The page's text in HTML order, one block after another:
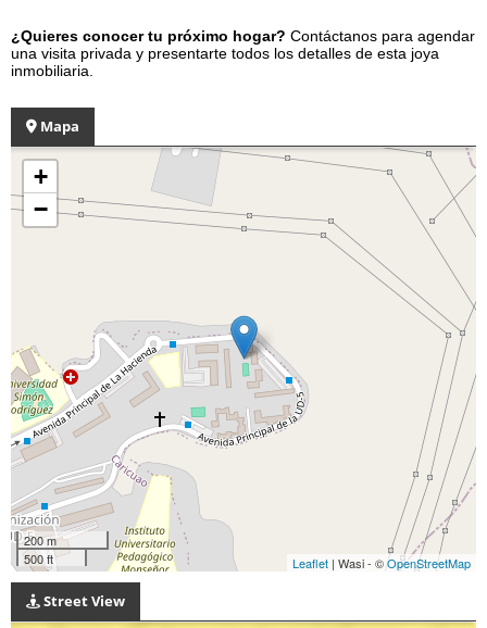
¿Quieres conocer tu próximo hogar? Contáctanos para agendar
una visita privada y presentarte todos los detalles de esta joya
inmobiliaria.
Mapa
+
−
200 m
500 ft
Leaflet | Wasi - ©OpenStreetMap
Street View